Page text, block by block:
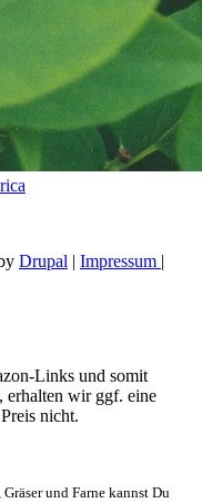
Drupal | Impressum |
Links und somit
erhalten wir ggf. eine
nicht.
und Farne kannst Du